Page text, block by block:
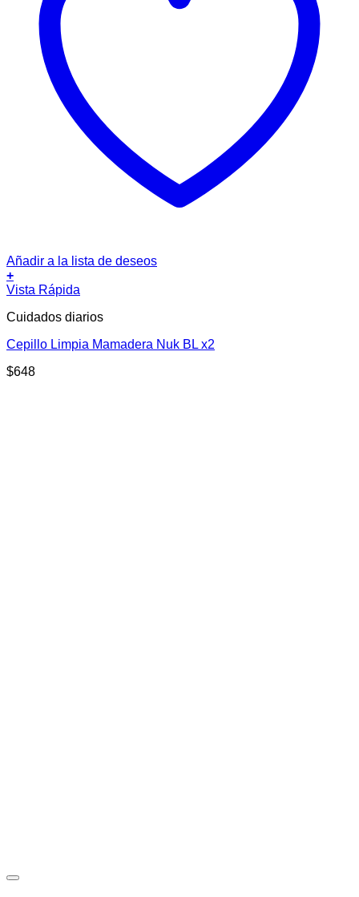
Añadir a la lista de deseos
+
Vista Rápida
Cuidados diarios
Cepillo Limpia Mamadera Nuk BL x2
$648